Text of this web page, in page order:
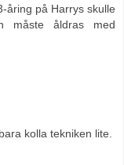
åring på Harrys skulle
måste åldras med
kolla tekniken lite.